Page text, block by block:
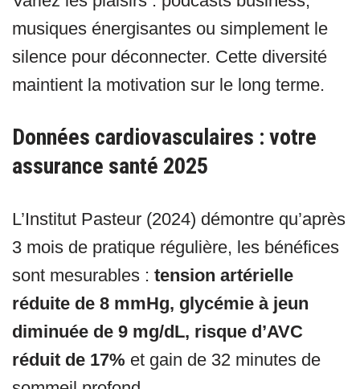
musiques énergisantes ou simplement le
silence pour déconnecter. Cette diversité
maintient la motivation sur le long terme.
Données cardiovasculaires : votre
assurance santé 2025
L’Institut Pasteur (2024) démontre qu’après
3 mois de pratique régulière, les bénéfices
sont mesurables : tension artérielle
réduite de 8 mmHg, glycémie à jeun
diminuée de 9 mg/dL, risque d’AVC
réduit de 17% et gain de 32 minutes de